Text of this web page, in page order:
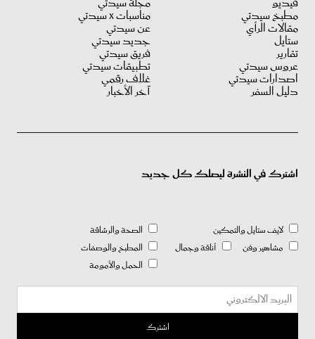
مطبخ سيدتي
مقالات الرأي
ستايل
تقارير
عروس سيدتي
اصدارات سيدتي
دليل السفر
مناسبات X سيدتي
عن سيدتي
جديد سيدتي
فريق سيدتي
تطبيقات سيدتي
غلاف رقمي
آخر الأخبار
اشترك في النشرة ليصلك كل جديد
لايف ستايل والتمكين
مشاهير وفن
أناقة وجمال
الصحة والرشاقة
المطبخ والوصفات
الحمل والأمومة